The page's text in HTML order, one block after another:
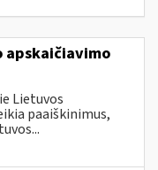
apskaičiavimo
Lietuvos
paaiškinimus,